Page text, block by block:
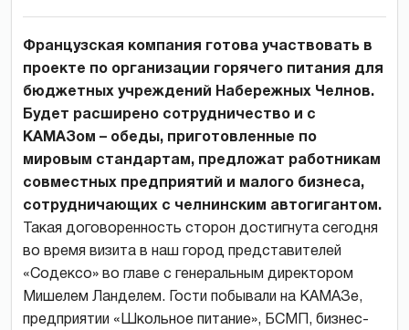
Французская компания готова участвовать в
проекте по организации горячего питания для
бюджетных учреждений Набережных Челнов.
Будет расширено сотрудничество и с
КАМАЗом – обеды, приготовленные по
мировым стандартам, предложат работникам
совместных предприятий и малого бизнеса,
сотрудничающих с челнинским автогигантом.
Такая договоренность сторон достигнута сегодня
во время визита в наш город представителей
«Содексо» во главе с генеральным директором
Мишелем Ланделем. Гости побывали на КАМАЗе,
предприятии «Школьное питание», БСМП, бизнес-